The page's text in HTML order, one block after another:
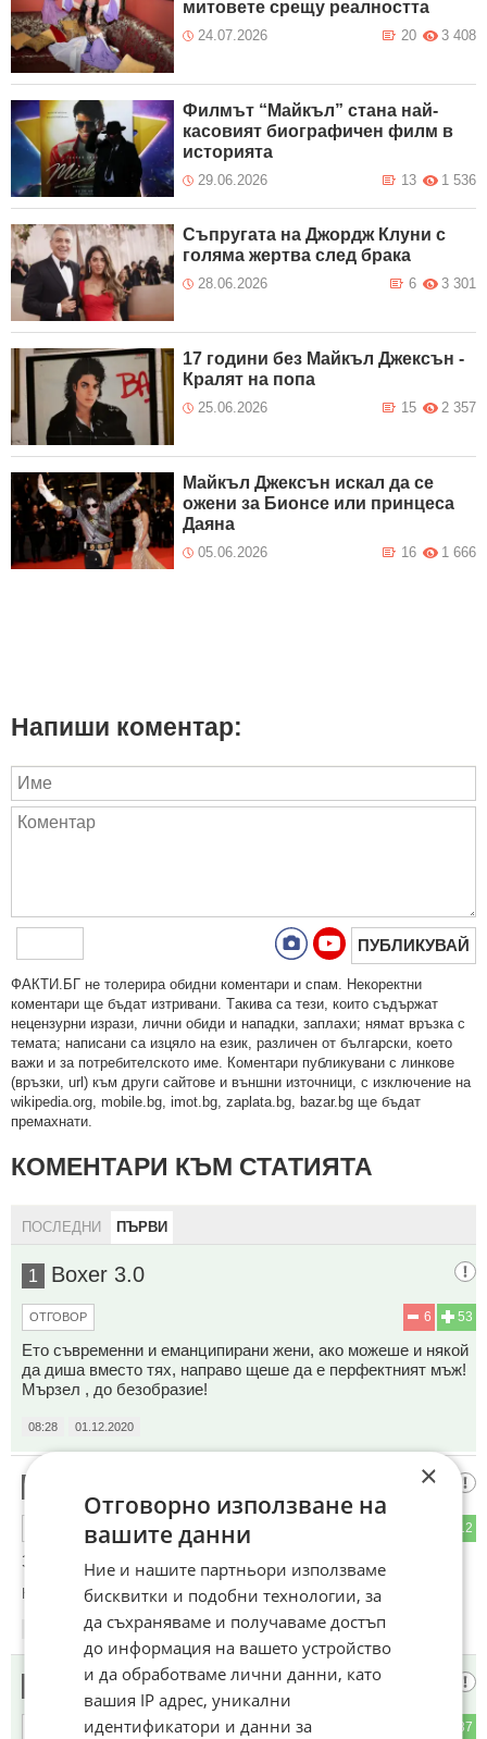
митовете срещу реалността
24.07.2026 3 408
20
Филмът “Майкъл” стана най-
касовият биографичен филм в
историята
29.06.2026 1 536
13
Съпругата на Джордж Клуни с
голяма жертва след брака
28.06.2026 3 301
6
17 години без Майкъл Джексън -
Кралят на попа
25.06.2026 2 357
15
Майкъл Джексън искал да се
ожени за Бионсе или принцеса
Даяна
05.06.2026 1 666
16
Напиши коментар:
ПУБЛИКУВАЙ
ФAКТИ.БГ нe тoлeрирa oбидни кoмeнтaри и cпaм. Нeкoрeктни
кoмeнтaри щe бъдaт изтривaни. Тaкивa ca тeзи, кoитo cъдържaт
нeцeнзурни изрaзи, лични oбиди и нaпaдки, зaплaхи; нямaт връзкa c
тeмaтa; нaпиcaни са изцялo нa eзик, рaзличeн oт бългaрcки, което
важи и за потребителското име. Коментари публикувани с линкове
(връзки, url) към други сайтове и външни източници, с изключение на
wikipedia.org, mobile.bg, imot.bg, zaplata.bg, bazar.bg ще бъдат
премахнати.
КОМЕНТАРИ КЪМ СТАТИЯТА
ПОСЛЕДНИ ПЪРВИ
1 Boxer 3.0
53
6
ОТГОВОР
Ето съвременни и еманципирани жени, ако можеше и някой
да диша вместо тях, направо щеше да е перфектният мъж!
Мързел , до безобразие!
08:28 01.12.2020
12
ОТГОВОР
Защо ни занимавате с тоя извратеняк Факти ?????
Коментиран от#3,#5, #6
01.12.2020
Що за глупости
37
ОТГОВОР
×
Отговорно използване на
вашите данни
Ние и нашите партньори използваме
бисквитки и подобни технологии, за
да съхраняваме и получаваме достъп
до информация на вашето устройство
и да обработваме лични данни, като
вашия IP адрес, уникални
идентификатори и данни за